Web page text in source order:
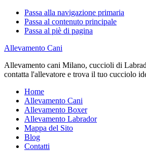
Passa alla navigazione primaria
Passa al contenuto principale
Passa al piè di pagina
Allevamento Cani
Allevamento cani Milano, cuccioli di
contatta l'allevatore e trova il tuo cucciolo
Home
Allevamento Cani
Allevamento Boxer
Allevamento Labrador
Mappa del Sito
Blog
Contatti